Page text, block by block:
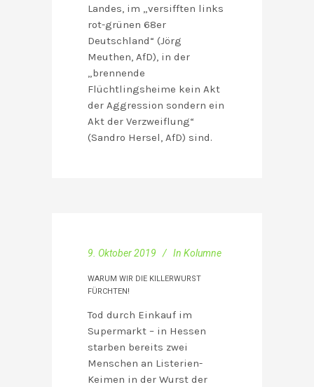
Landes, im „versifften links
rot-grünen 68er
Deutschland“ (Jörg
Meuthen, AfD), in der
„brennende
Flüchtlingsheime kein Akt
der Aggression sondern ein
Akt der Verzweiflung“
(Sandro Hersel, AfD) sind.
9. Oktober 2019 In Kolumne
WARUM WIR DIE KILLERWURST
FÜRCHTEN!
Tod durch Einkauf im
Supermarkt – in Hessen
starben bereits zwei
Menschen an Listerien-
Keimen in der Wurst der